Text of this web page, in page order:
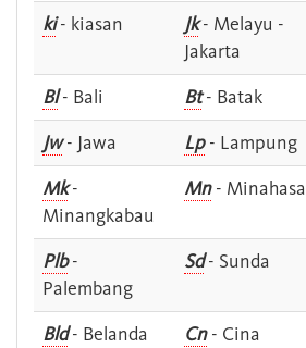
ki- kiasan Jk- Melayu -
Jakarta
Bl- Bali Bt- Batak
Jw- Jawa Lp- Lampung
Mk-
Minangkabau
Mn- Minahasa
Plb-
Palembang
Sd- Sunda
Bld- Belanda Cn- Cina